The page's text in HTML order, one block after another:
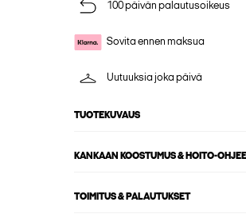
100 päivän palautusoikeus
Sovita ennen maksua
Uutuuksia joka päivä
TUOTEKUVAUS
KANKAAN KOOSTUMUS & HOITO-
TOIMITUS & PALAUTUKSET